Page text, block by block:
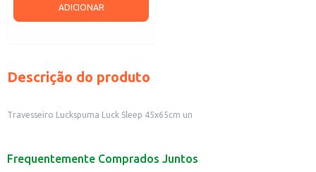
ADICIONAR
Descrição do produto
Travesseiro Luckspuma Luck Sleep 45x65cm un
Frequentemente Comprados Juntos